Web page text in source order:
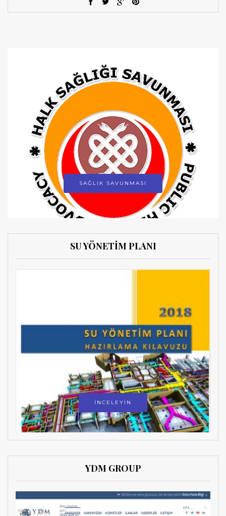
SAĞLIK SAVUNMASI
SU YÖNETİM PLANI
İNCELEYİN
YDM GROUP